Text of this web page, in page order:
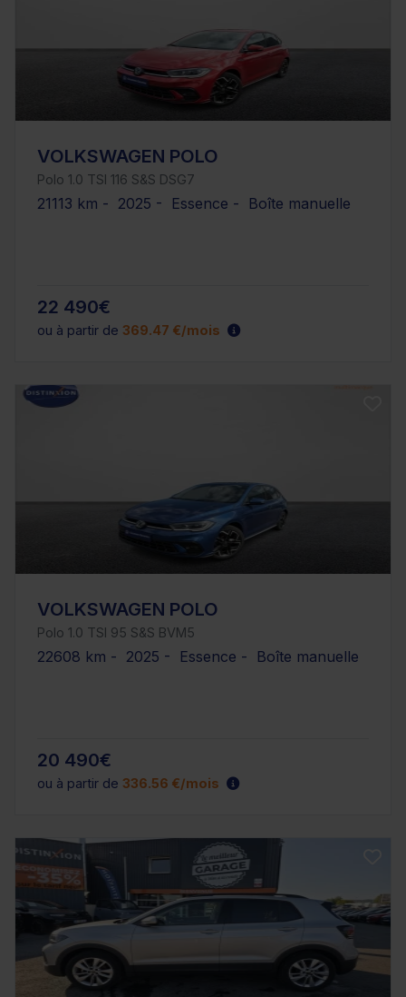
VOLKSWAGEN POLO
Polo 1.0 TSI 116 S&S DSG7
21113 km - 2025 - Essence - Boîte manuelle
22 490€
ou à partir de 369.47 €/mois
VOLKSWAGEN POLO
Polo 1.0 TSI 95 S&S BVM5
22608 km - 2025 - Essence - Boîte manuelle
20 490€
ou à partir de 336.56 €/mois